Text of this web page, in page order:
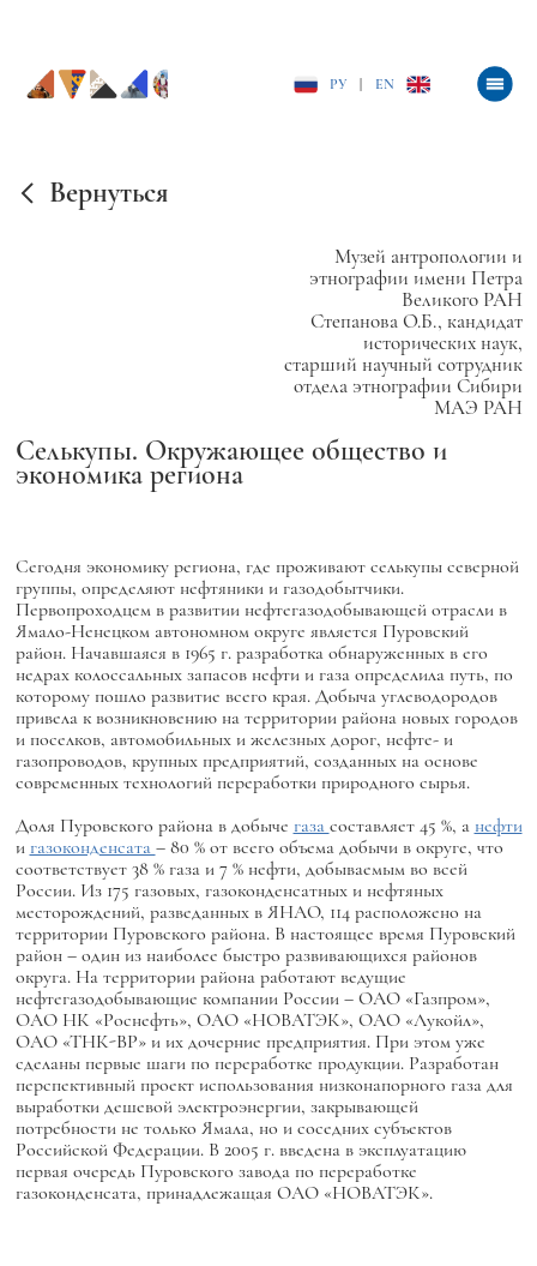
РУ EN
Вернуться
Музей антропологии и
этнографии имени Петра
Великого РАН
Степанова О.Б., кандидат
исторических наук,
старший научный сотрудник
отдела этнографии Сибири
МАЭ РАН
Селькупы. Окружающее общество и
экономика региона
Сегодня экономику региона, где проживают селькупы северной
группы, определяют нефтяники и газодобытчики.
Первопроходцем в развитии нефтегазодобывающей отрасли в
Ямало-Ненецком автономном округе является Пуровский
район. Начавшаяся в 1965 г. разработка обнаруженных в его
недрах колоссальных запасов нефти и газа определила путь, по
которому пошло развитие всего края. Добыча углеводородов
привела к возникновению на территории района новых городов
и поселков, автомобильных и железных дорог, нефте- и
газопроводов, крупных предприятий, созданных на основе
современных технологий переработки природного сырья.
Доля Пуровского района в добыче газа составляет 45 %, а нефти
и газоконденсата – 80 % от всего объема добычи в округе, что
соответствует 38 % газа и 7 % нефти, добываемым во всей
России. Из 175 газовых, газоконденсатных и нефтяных
месторождений, разведанных в ЯНАО, 114 расположено на
территории Пуровского района. В настоящее время Пуровский
район – один из наиболее быстро развивающихся районов
округа. На территории района работают ведущие
нефтегазодобывающие компании России – ОАО «Газпром»,
ОАО НК «Роснефть», ОАО «НОВАТЭК», ОАО «Лукойл»,
ОАО «ТНК-ВР» и их дочерние предприятия. При этом уже
сделаны первые шаги по переработке продукции. Разработан
перспективный проект использования низконапорного газа для
выработки дешевой электроэнергии, закрывающей
потребности не только Ямала, но и соседних субъектов
Российской Федерации. В 2005 г. введена в эксплуатацию
первая очередь Пуровского завода по переработке
газоконденсата, принадлежащая ОАО «НОВАТЭК».